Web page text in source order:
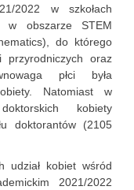
2022 w szkołach
w obszarze STEM
do którego
przyrodniczych oraz
płci była
Natomiast w
kobiety
doktorantów (2105
udział kobiet wśród
2021/2022